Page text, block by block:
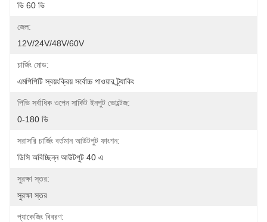
ভি 60 ভি
জেল:
12V/24V/48V/60V
চার্জিং মোড:
এমপিপিটি স্বয়ংক্রিয় সর্বোচ্চ পাওয়ার ট্র্যাকিং
পিভি সর্বাধিক ওপেন সার্কিট ইনপুট ভোল্টেজ:
0-180 ভি
সরাসরি চার্জিং বর্তমান আউটপুট ফাংশন:
ডিসি অবিচ্ছিন্ন আউটপুট 40 এ
সুরক্ষা স্তর:
সুরক্ষা স্তর
প্যাকেজিং বিবরণ: